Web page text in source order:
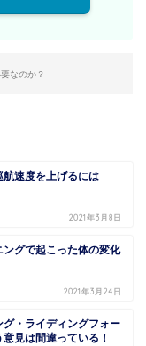
なのか？
速度を上げるには
2021年3月8日
グで起こった体の変化
2021年3月24日
・ライディングフォー
見は間違っている！